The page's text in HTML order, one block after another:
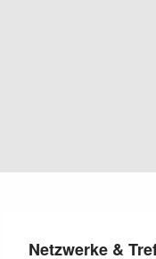
Netzwerke &